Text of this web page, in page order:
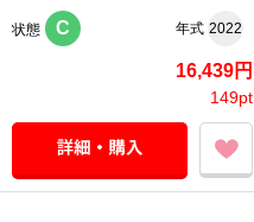
状態 C 年式 2022
16,439円
149pt